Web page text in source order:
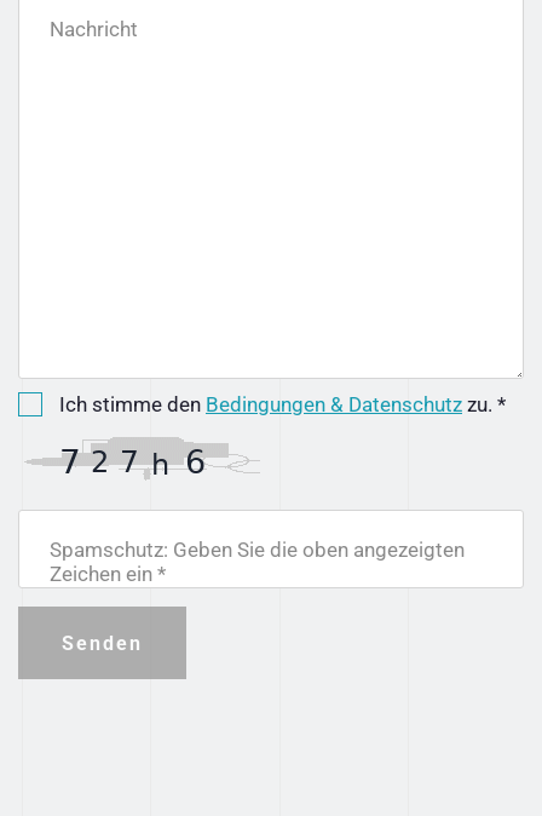
Nachricht
Ich stimme den Bedingungen & Datenschutz zu. *
Spamschutz: Geben Sie die oben angezeigten
Zeichen ein *
Senden